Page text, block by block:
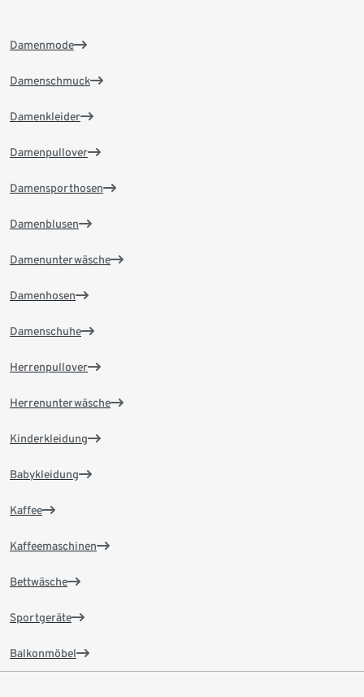
Damenmode
Damenschmuck
Damenkleider
Damenpullover
Damensporthosen
Damenblusen
Damenunterwäsche
Damenhosen
Damenschuhe
Herrenpullover
Herrenunterwäsche
Kinderkleidung
Babykleidung
Kaffee
Kaffeemaschinen
Bettwäsche
Sportgeräte
Balkonmöbel